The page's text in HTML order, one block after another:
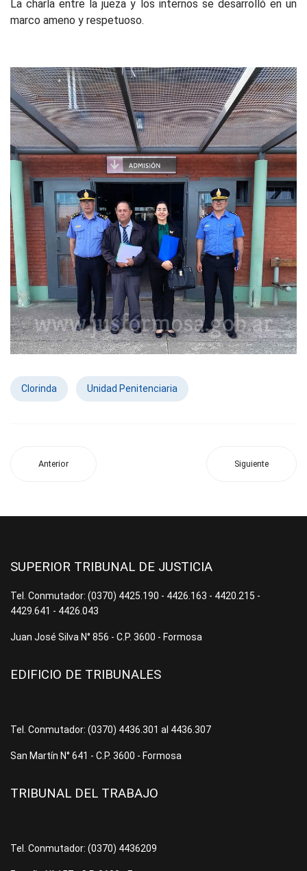
La charla entre la jueza y los internos se desarrolló en un
marco ameno y respetuoso.
Clorinda Unidad Penitenciaria
Anterior Siguiente
SUPERIOR TRIBUNAL DE JUSTICIA
Tel. Conmutador: (0370) 4425.190 - 4426.163 - 4420.215 -
4429.641 - 4426.043
Juan José Silva N° 856 - C.P. 3600 - Formosa
EDIFICIO DE TRIBUNALES
Tel. Conmutador: (0370) 4436.301 al 4436.307
San Martín N° 641 - C.P. 3600 - Formosa
TRIBUNAL DEL TRABAJO
Tel. Conmutador: (0370) 4436209